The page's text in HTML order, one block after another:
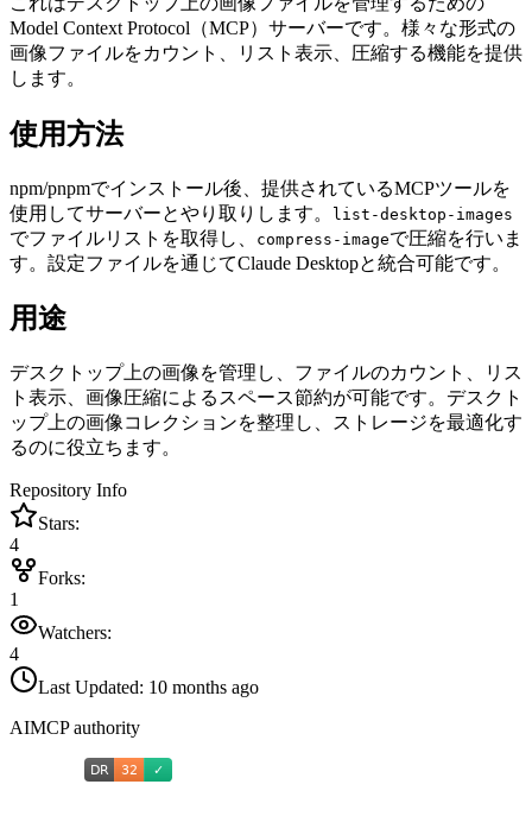
Model Context Protocol（MCP）サーバーです。様々な形式の
画像ファイルをカウント、リスト表示、圧縮する機能を提供
します。
使用方法
npm/pnpmでインストール後、提供されているMCPツールを
使用してサーバーとやり取りします。
list-desktop-images
でファイルリストを取得し、 compress-imageで圧縮を行いま
す。設定ファイルを通じてClaude Desktopと統合可能です。
用途
デスクトップ上の画像を管理し、ファイルのカウント、リス
ト表示、画像圧縮によるスペース節約が可能です。デスクト
ップ上の画像コレクションを整理し、ストレージを最適化す
るのに役立ちます。
Repository Info
Stars:
4
Forks:
1
Watchers:
4
Last Updated: 10 months ago
AIMCP authority